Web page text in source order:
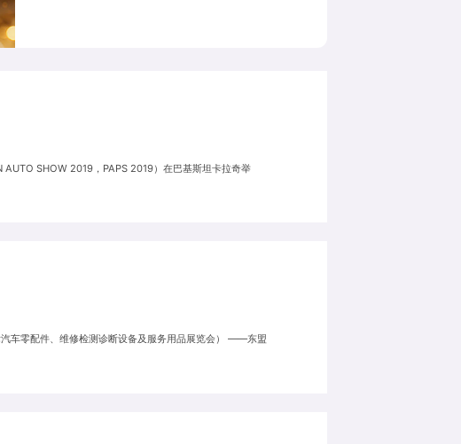
SHOW 2019，PAPS 2019）在巴基斯坦卡拉奇举
零配件、维修检测诊断设备及服务用品展览会） ——东盟